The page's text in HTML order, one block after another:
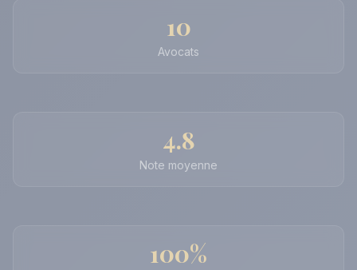
10
Avocats
4.8
Note moyenne
100%